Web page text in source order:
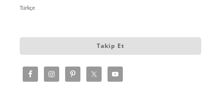
Türkçe
Takip Et